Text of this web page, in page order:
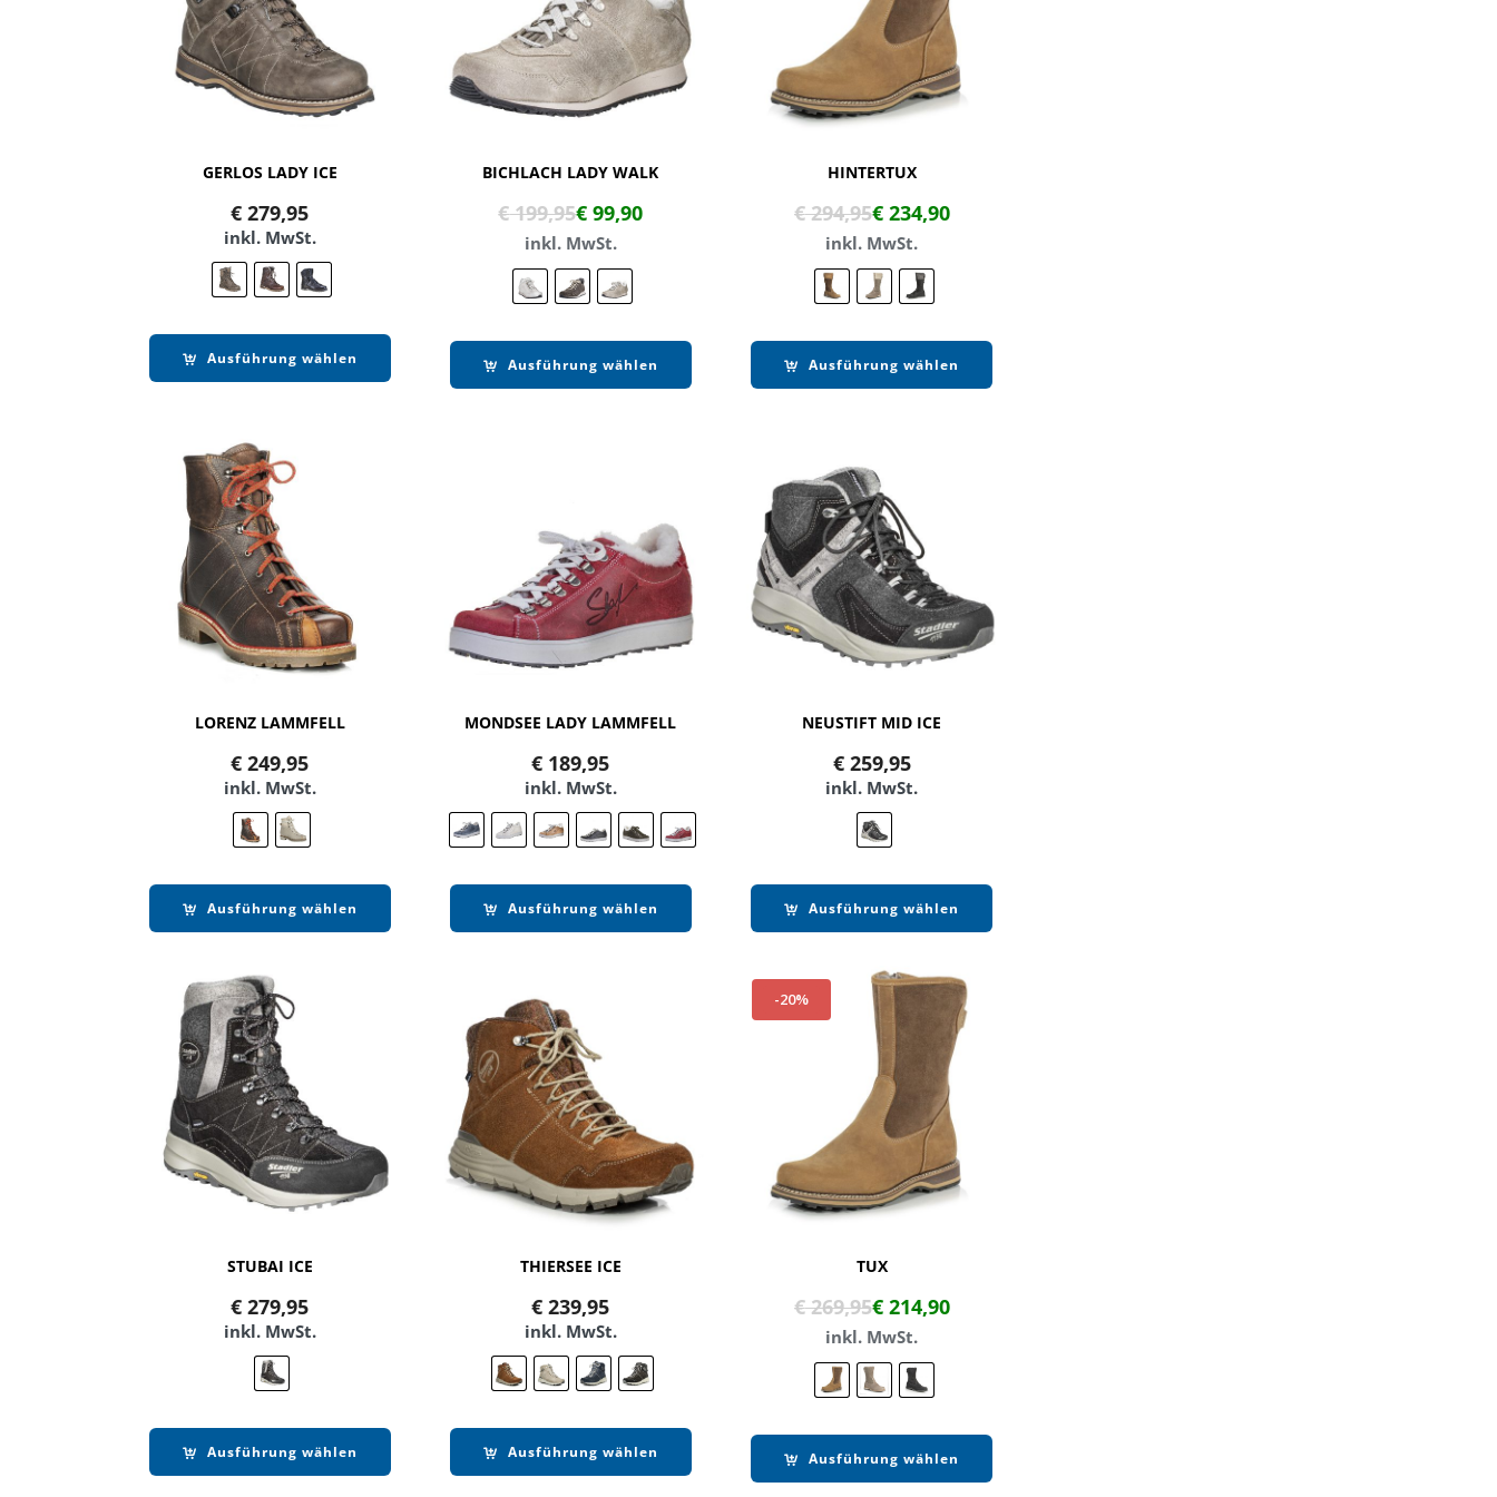
GERLOS LADY ICE
€ 279,95
inkl. MwSt.
Ausführung wählen
BICHLACH LADY WALK
€199,95€ 99,90
inkl. MwSt.
Ausführung wählen
HINTERTUX
€294,95€234,90
inkl. MwSt.
Ausführung wählen
LORENZ LAMMFELL
€ 249,95
inkl. MwSt.
Ausführung wählen
MONDSEE LADY LAMMFELL
€ 189,95
inkl. MwSt.
Ausführung wählen
NEUSTIFT MID ICE
€259,95
inkl. MwSt.
Ausführung wählen
STUBAI ICE
€ 279,95
inkl. MwSt.
Ausführung wählen
THIERSEE ICE
€ 239,95
inkl. MwSt.
Ausführung wählen
-20%
TUX
€269,95€214,90
inkl. MwSt.
Ausführung wählen